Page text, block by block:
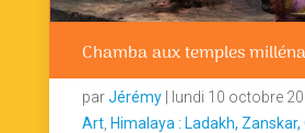
Chamba aux temples
parJérémy| lundi 10 octobre
Art, Himalaya : Ladakh,